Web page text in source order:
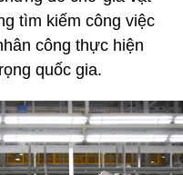
tìm kiếm công việc
công thực hiện
quốc gia.